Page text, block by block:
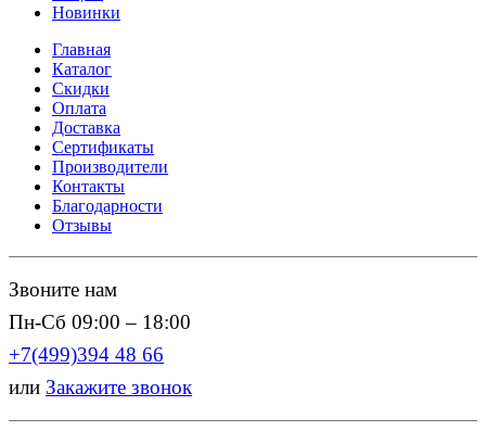
Новинки
Главная
Каталог
Скидки
Оплата
Доставка
Сертификаты
Производители
Контакты
Благодарности
Отзывы
Звоните нам
Пн-Сб 09:00 – 18:00
+7(499)394 48 66
или Закажите звонок